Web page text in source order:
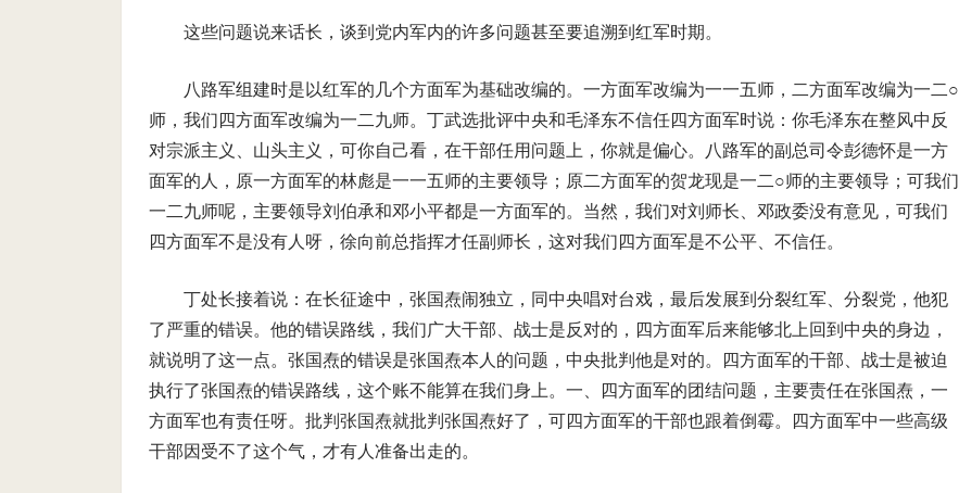
这些问题说来话长，谈到党内军内的许多问题甚至要追溯到红军时期。
八路军组建时是以红军的几个方面军为基础改编的。一方面军改编为一一五师，二方面军改编为一二○
师，我们四方面军改编为一二九师。丁武选批评中央和毛泽东不信任四方面军时说：你毛泽东在整风中反
对宗派主义、山头主义，可你自己看，在干部任用问题上，你就是偏心。八路军的副总司令彭德怀是一方
面军的人，原一方面军的林彪是一一五师的主要领导；原二方面军的贺龙现是一二○师的主要领导；可我们
一二九师呢，主要领导刘伯承和邓小平都是一方面军的。当然，我们对刘师长、邓政委没有意见，可我们
四方面军不是没有人呀，徐向前总指挥才任副师长，这对我们四方面军是不公平、不信任。
丁处长接着说：在长征途中，张国焘闹独立，同中央唱对台戏，最后发展到分裂红军、分裂党，他犯
了严重的错误。他的错误路线，我们广大干部、战士是反对的，四方面军后来能够北上回到中央的身边，
就说明了这一点。张国焘的错误是张国焘本人的问题，中央批判他是对的。四方面军的干部、战士是被迫
执行了张国焘的错误路线，这个账不能算在我们身上。一、四方面军的团结问题，主要责任在张国焘，一
方面军也有责任呀。批判张国焘就批判张国焘好了，可四方面军的干部也跟着倒霉。四方面军中一些高级
干部因受不了这个气，才有人准备出走的。